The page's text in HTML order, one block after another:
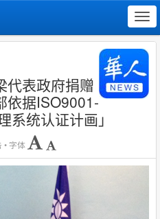
代表政府捐赠
依据ISO9001-
系统认证计画」
• 字体